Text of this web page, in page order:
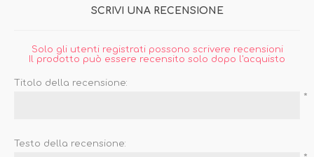
SCRIVI UNA RECENSIONE
Solo gli utenti registrati possono scrivere recensioni
Il prodotto può essere recensito solo dopo l'acquisto
Titolo della recensione:
*
Testo della recensione: